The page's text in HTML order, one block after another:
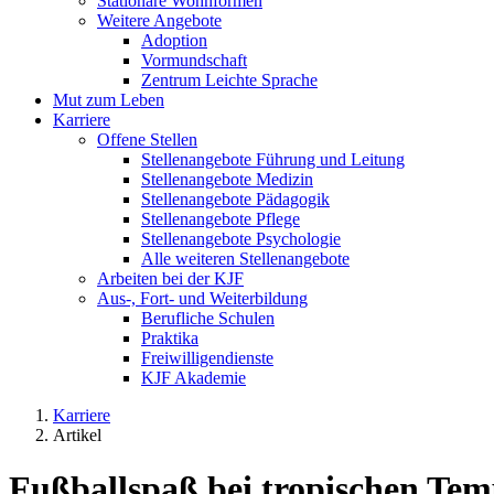
Weitere Angebote
Adoption
Vormundschaft
Zentrum Leichte Sprache
Mut zum Leben
Karriere
Offene Stellen
Stellenangebote Führung und Leitung
Stellenangebote Medizin
Stellenangebote Pädagogik
Stellenangebote Pflege
Stellenangebote Psychologie
Alle weiteren Stellenangebote
Arbeiten bei der KJF
Aus-, Fort- und Weiterbildung
Berufliche Schulen
Praktika
Freiwilligendienste
KJF Akademie
Karriere
Artikel